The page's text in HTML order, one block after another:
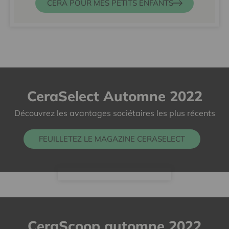
CERA POUR MES PETITS ENFANTS
CeraSelect Automne 2022
Découvrez les avantages sociétaires les plus récents
FEUILLETEZ LE MAGAZINE CERASELECT